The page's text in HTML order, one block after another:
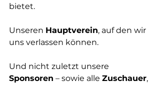
bietet.
Unseren Hauptverein, auf den wir
uns verlassen können.
Und nicht zuletzt unsere
Sponsoren – sowie alle Zuschauer,